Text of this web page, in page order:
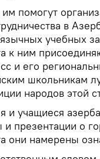
помогут
в
учебных
к ним
и его
школьникам
народов этой
и учащиеся
и презентации о
они намерены